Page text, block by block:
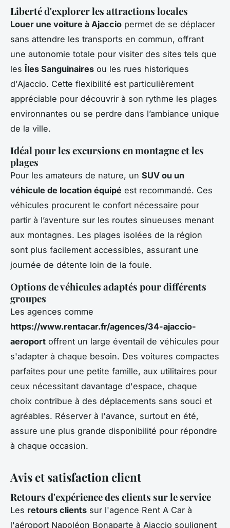
Liberté d'explorer les attractions locales
Louer une voiture à Ajaccio permet de se déplacer
sans attendre les transports en commun, offrant
une autonomie totale pour visiter des sites tels que
les Îles Sanguinaires ou les rues historiques
d'Ajaccio. Cette flexibilité est particulièrement
appréciable pour découvrir à son rythme les plages
environnantes ou se perdre dans l’ambiance unique
de la ville.
Idéal pour les excursions en montagne et les
plages
Pour les amateurs de nature, un SUV ou un
véhicule de location équipé est recommandé. Ces
véhicules procurent le confort nécessaire pour
partir à l’aventure sur les routes sinueuses menant
aux montagnes. Les plages isolées de la région
sont plus facilement accessibles, assurant une
journée de détente loin de la foule.
Options de véhicules adaptés pour différents
groupes
Les agences comme
https://www.rentacar.fr/agences/34-ajaccio-
aeroport offrent un large éventail de véhicules pour
s'adapter à chaque besoin. Des voitures compactes
parfaites pour une petite famille, aux utilitaires pour
ceux nécessitant davantage d'espace, chaque
choix contribue à des déplacements sans souci et
agréables. Réserver à l'avance, surtout en été,
assure une plus grande disponibilité pour répondre
à chaque occasion.
Avis et satisfaction client
Retours d'expérience des clients sur le service
Les retours clients sur l'agence Rent A Car à
l'aéroport Napoléon Bonaparte à Ajaccio soulignent